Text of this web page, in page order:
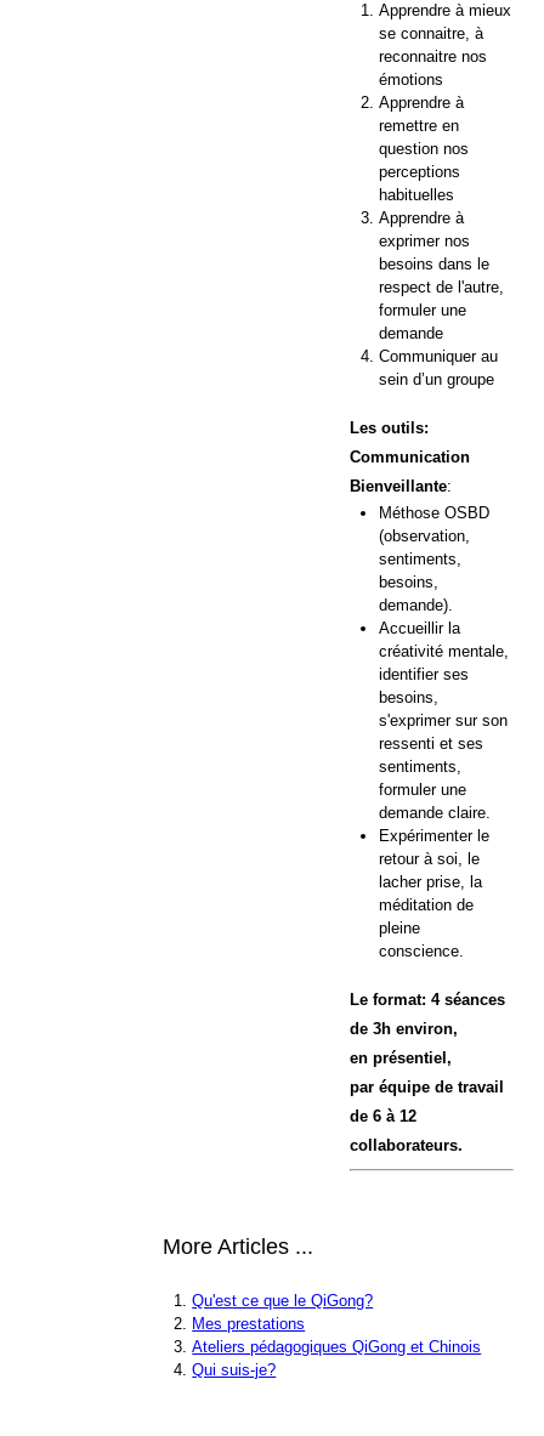
Apprendre à mieux
se connaitre, à
reconnaitre nos
émotions
Apprendre à
remettre en
question nos
perceptions
habituelles
Apprendre à
exprimer nos
besoins dans le
respect de l'autre,
formuler une
demande
Communiquer au
sein d’un groupe
Les outils:
Communication
Bienveillante:
Méthose OSBD
(observation,
sentiments,
besoins,
demande).
Accueillir la
créativité mentale,
identifier ses
besoins,
s'exprimer sur son
ressenti et ses
sentiments,
formuler une
demande claire.
Expérimenter le
retour à soi, le
lacher prise, la
méditation de
pleine
conscience.
Le format: 4 séances
de 3h environ,
en présentiel,
par équipe de travail
de 6 à 12
collaborateurs.
More Articles ...
Qu'est ce que le QiGong?
Mes prestations
Ateliers pédagogiques QiGong et Chinois
Qui suis-je?